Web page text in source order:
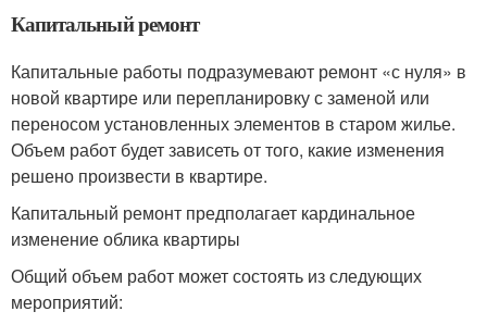
Капитальный ремонт
Капитальные работы подразумевают ремонт «с нуля» в
новой квартире или перепланировку с заменой или
переносом установленных элементов в старом жилье.
Объем работ будет зависеть от того, какие изменения
решено произвести в квартире.
Капитальный ремонт предполагает кардинальное
изменение облика квартиры
Общий объем работ может состоять из следующих
мероприятий: